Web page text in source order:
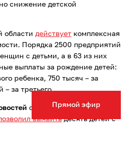
Прямой эфир
снижение детской
области действует комплексная
Порядка 2500 предприятий
с детьми, а в 63 из них
выплаты за рождение детей:
ребенка, 750 тысяч – за
– за третьего.
сообщала, что
выявитьдесять детей с